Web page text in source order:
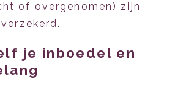
of overgenomen) zijn
je inboedel en